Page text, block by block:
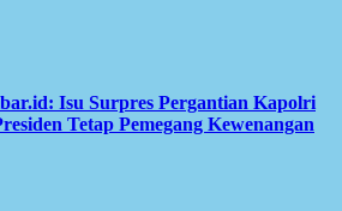
Isu Surpres Pergantian Kapolri
Tetap Pemegang Kewenangan